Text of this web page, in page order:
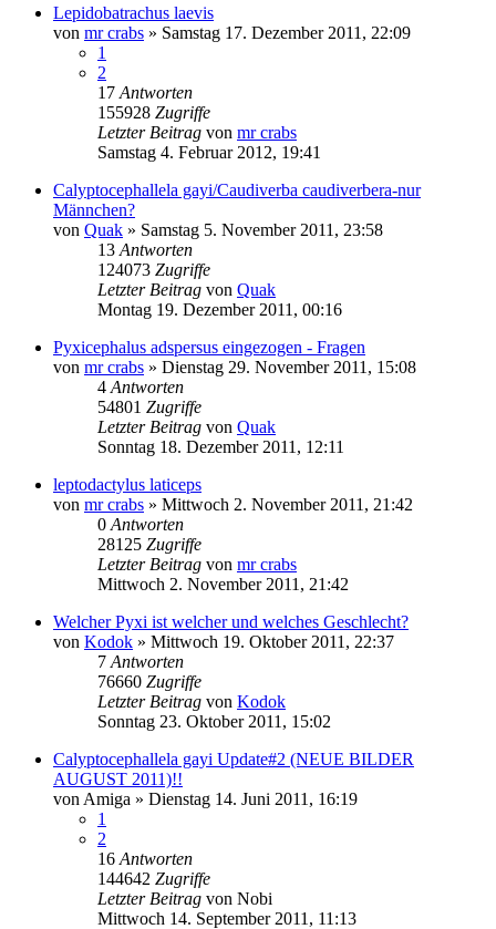
Lepidobatrachus laevis
von mr crabs » Samstag 17. Dezember 2011, 22:09
1
2
17 Antworten
155928 Zugriffe
Letzter Beitrag von mr crabs
Samstag 4. Februar 2012, 19:41
Calyptocephallela gayi/Caudiverba caudiverbera-nur
Männchen?
von Quak » Samstag 5. November 2011, 23:58
13 Antworten
124073 Zugriffe
Letzter Beitrag von Quak
Montag 19. Dezember 2011, 00:16
Pyxicephalus adspersus eingezogen - Fragen
von mr crabs » Dienstag 29. November 2011, 15:08
4 Antworten
54801 Zugriffe
Letzter Beitrag von Quak
Sonntag 18. Dezember 2011, 12:11
leptodactylus laticeps
von mr crabs » Mittwoch 2. November 2011, 21:42
0 Antworten
28125 Zugriffe
Letzter Beitrag von mr crabs
Mittwoch 2. November 2011, 21:42
Welcher Pyxi ist welcher und welches Geschlecht?
von Kodok » Mittwoch 19. Oktober 2011, 22:37
7 Antworten
76660 Zugriffe
Letzter Beitrag von Kodok
Sonntag 23. Oktober 2011, 15:02
Calyptocephallela gayi Update#2 (NEUE BILDER
AUGUST 2011)!!
von Amiga » Dienstag 14. Juni 2011, 16:19
1
2
16 Antworten
144642 Zugriffe
Letzter Beitrag von Nobi
Mittwoch 14. September 2011, 11:13